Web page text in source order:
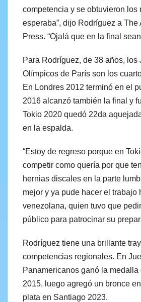
competencia y se obtuvieron los
esperaba”, dijo Rodríguez a The
Press. “Ojalá que en la final
Para Rodríguez, de 38 años, los
Olímpicos de París son los
En Londres 2012 terminó en el
2016 alcanzó también la final y
Tokio 2020 quedó 22da
en la espalda.
“Estoy de regreso porque en
competir como quería por que
hernias discales en la parte
mejor y ya pude hacer el trabajo
venezolana, quien tuvo que
público para patrocinar su
Rodríguez tiene una brillante
competencias regionales. En
Panamericanos ganó la medalla
2015, luego agregó un bronce
plata en Santiago 2023.